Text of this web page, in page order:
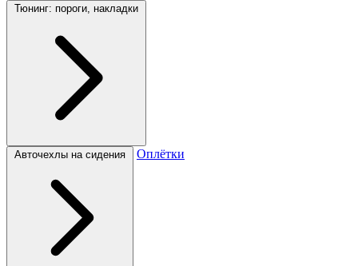
Тюнинг: пороги, накладки
Авточехлы на сидения Оплётки